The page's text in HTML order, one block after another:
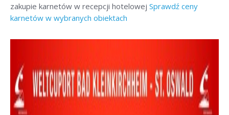
zakupie karnetów w recepcji hotelowej Sprawdź ceny
karnetów w wybranych obiektach